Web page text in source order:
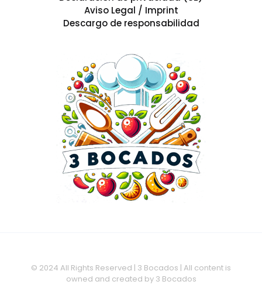
Aviso Legal / Imprint
Descargo de responsabilidad
© 2024 All Rights Reserved | 3 Bocados | All content is
owned and created by 3 Bocados